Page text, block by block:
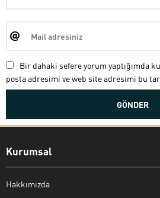
Bir dahaki sefere yorum yaptığımda
posta adresimi ve web site adresimi bu
Kurumsal
Hakkımızda